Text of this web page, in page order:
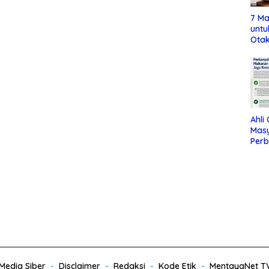
7
Ahli
Siber Disclaimer Redaksi Kode Etik MentayaNet